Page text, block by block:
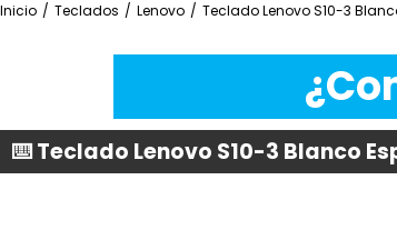
Inicio / Teclados / Lenovo / Teclado Lenovo S10-3
⌨️ Teclado Lenovo S10-3 Blanco